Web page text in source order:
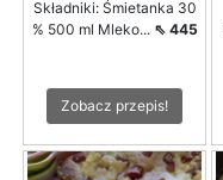
Składniki: Śmietanka 30
% 500 ml Mleko... ⇖ 445
Zobacz przepis!